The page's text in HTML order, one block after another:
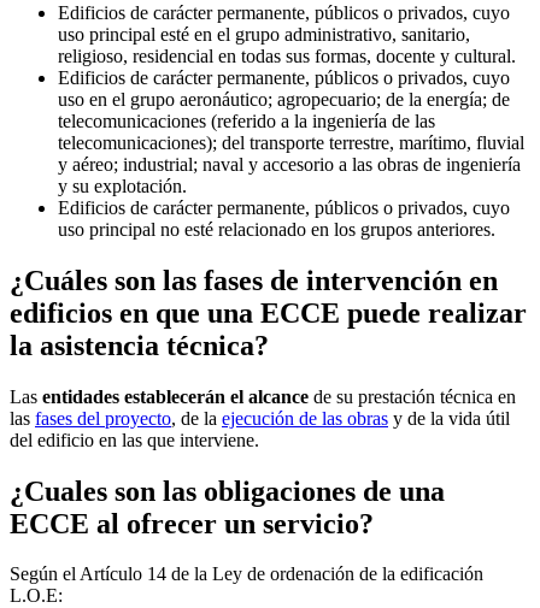
Edificios de carácter permanente, públicos o privados, cuyo
uso principal esté en el grupo administrativo, sanitario,
religioso, residencial en todas sus formas, docente y cultural.
Edificios de carácter permanente, públicos o privados, cuyo
uso en el grupo aeronáutico; agropecuario; de la energía; de
telecomunicaciones (referido a la ingeniería de las
telecomunicaciones); del transporte terrestre, marítimo, fluvial
y aéreo; industrial; naval y accesorio a las obras de ingeniería
y su explotación.
Edificios de carácter permanente, públicos o privados, cuyo
uso principal no esté relacionado en los grupos anteriores.
¿Cuáles son las fases de intervención en
edificios en que una ECCE puede realizar
la asistencia técnica?
Las entidades establecerán el alcance de su prestación técnica en
las fases del proyecto, de la ejecución de las obras y de la vida útil
del edificio en las que interviene.
¿Cuales son las obligaciones de una
ECCE al ofrecer un servicio?
Según el Artículo 14 de la Ley de ordenación de la edificación
L.O.E: